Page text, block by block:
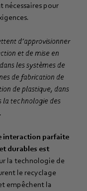
nécessaires pour
d’approvisionner
et de mise en
les systèmes de
de fabrication de
de plastique, dans
la technologie des
interaction parfaite
durables est
la technologie de
le recyclage
empêchent la